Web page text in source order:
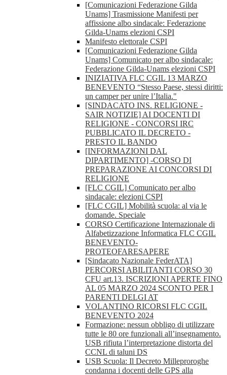
[Comunicazioni Federazione Gilda
Unams] Trasmissione Manifesti per
affissione albo sindacale: Federazione
Gilda-Unams elezioni CSPI
Manifesto elettorale CSPI
[Comunicazioni Federazione Gilda
Unams] Comunicato per albo sindacale:
Federazione Gilda-Unams elezioni CSPI
INIZIATIVA FLC CGIL 13 MARZO
BENEVENTO “Stesso Paese, stessi diritti:
un camper per unire l’Italia."
[SINDACATO INS. RELIGIONE -
SAIR NOTIZIE] AI DOCENTI DI
RELIGIONE - CONCORSI IRC
PUBBLICATO IL DECRETO -
PRESTO IL BANDO
[INFORMAZIONI DAL
DIPARTIMENTO] -CORSO DI
PREPARAZIONE AI CONCORSI DI
RELIGIONE
[FLC CGIL] Comunicato per albo
sindacale: elezioni CSPI
[FLC CGIL] Mobilità scuola: al via le
domande. Speciale
CORSO Certificazione Internazionale di
Alfabetizzazione Informatica FLC CGIL
BENEVENTO-
PROTEOFARESAPERE
[Sindacato Nazionale FederATA]
PERCORSI ABILITANTI CORSO 30
CFU art.13. ISCRIZIONI APERTE FINO
AL 05 MARZO 2024 SCONTO PER I
PARENTI DELGI AT
VOLANTINO RICORSI FLC CGIL
BENEVENTO 2024
Formazione: nessun obbligo di utilizzare
tutte le 80 ore funzionali all’insegnamento.
USB rifiuta l’interpretazione distorta del
CCNL di taluni DS
USB Scuola: Il Decreto Milleproroghe
condanna i docenti delle GPS alla